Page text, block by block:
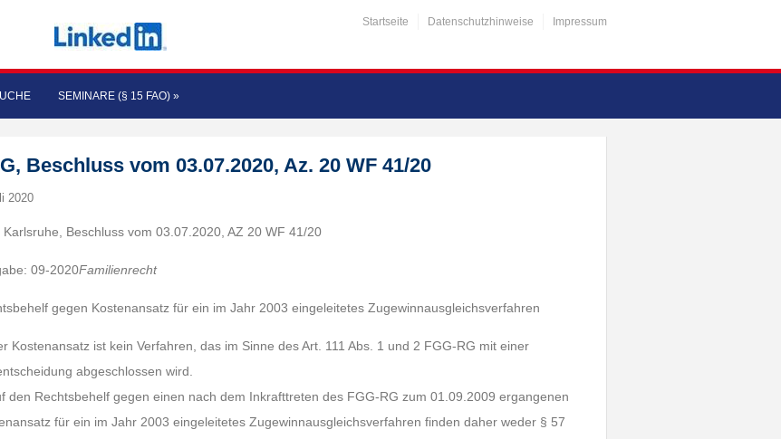
Startseite Datenschutzhinweise Impressum
SEMINARE (§ 15 FAO) »
Beschluss vom 03.07.2020, Az. 20 WF 41/20
2020
Karlsruhe, Beschluss vom 03.07.2020, AZ 20 WF 41/20
09-2020Familienrecht
gegen Kostenansatz für ein im Jahr 2003 eingeleitetes Zugewinnausgleichsverfahren
Kostenansatz ist kein Verfahren, das im Sinne des Art. 111 Abs. 1 und 2 FGG-RG mit einer
abgeschlossen wird.
den Rechtsbehelf gegen einen nach dem Inkrafttreten des FGG-RG zum 01.09.2009 ergangenen
für ein im Jahr 2003 eingeleitetes Zugewinnausgleichsverfahren finden daher weder § 57